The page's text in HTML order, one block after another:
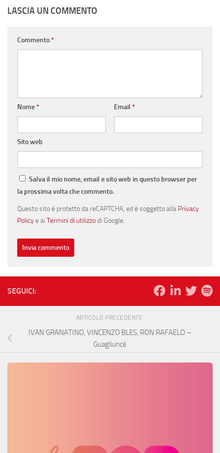
LASCIA UN COMMENTO
Commento*
Nome* Email *
Sito web
Salva il mio nome, email e sito web in questo browser per
la prossima volta che commento.
Questo sito è protetto da reCAPTCHA, ed è soggetto alla Privacy
Policye ai Termini di utilizzodi Google.
SEGUICI:
ARTICOLO PRECEDENTE
IVAN GRANATINO, VINCENZO BLES, RON RAFAELO –
Guagliuncè